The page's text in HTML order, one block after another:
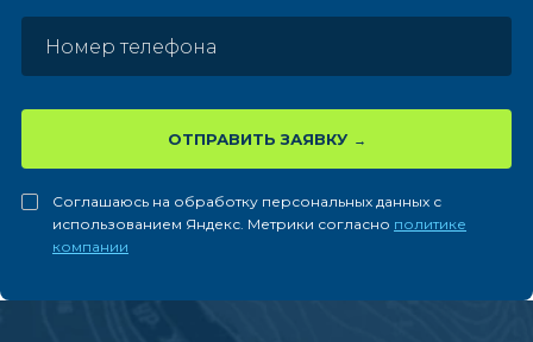
ОТПРАВИТЬ ЗАЯВКУ
Соглашаюсь на обработку персональных данных с
использованием Яндекс. Метрики согласно политике
компании